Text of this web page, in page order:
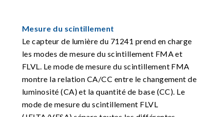
Mesure du scintillement
Le capteur de lumière du 71241 prend en charge
les modes de mesure du scintillement FMA et
FLVL. Le mode de mesure du scintillement FMA
montre la relation CA/CC entre le changement de
luminosité (CA) et la quantité de base (CC). Le
mode de mesure du scintillement FLVL